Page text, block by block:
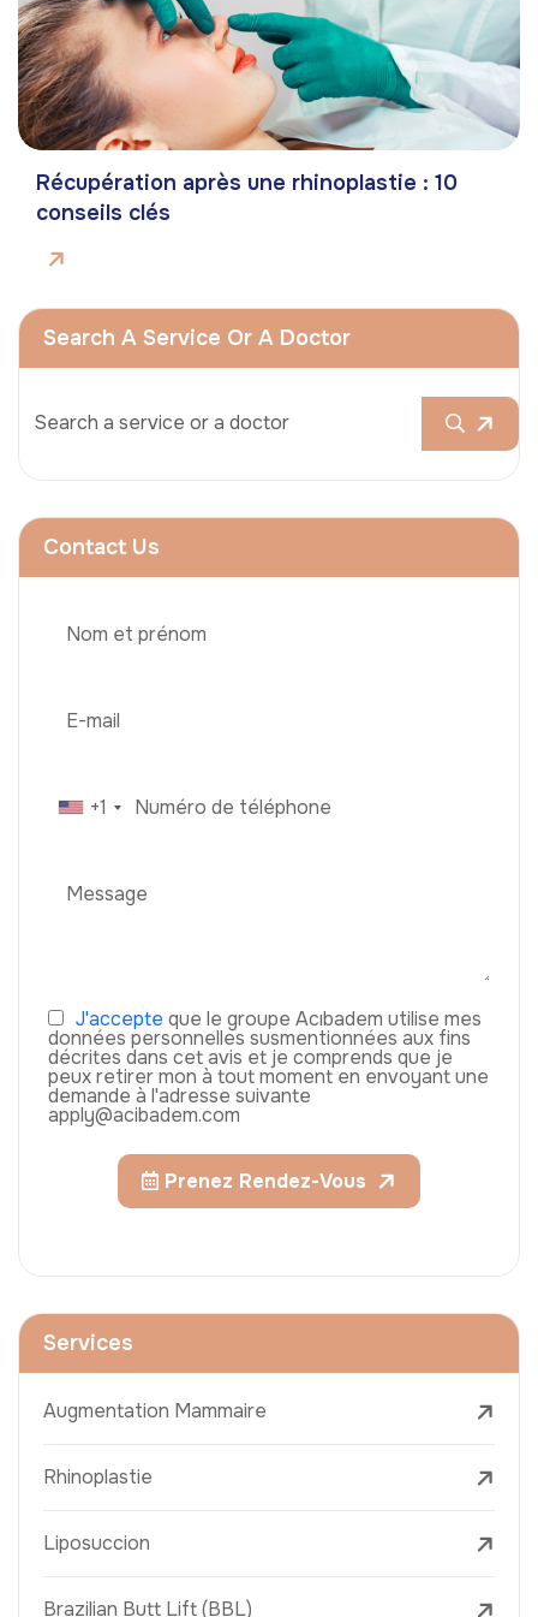
Récupération après une rhinoplastie : 10
conseils clés
Search A Service Or A Doctor
Contact Us
+1
J'accepte que le groupe Acıbadem utilise mes
données personnelles susmentionnées aux fins
décrites dans cet avis et je comprends que je
peux retirer mon à tout moment en envoyant une
demande à l'adresse suivante
apply@acibadem.com
Prenez Rendez-Vous
Services
Augmentation Mammaire
Rhinoplastie
Liposuccion
Brazilian Butt Lift (BBL)